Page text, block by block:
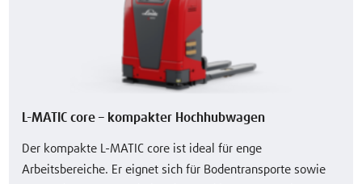
L-MATIC core – kompakter Hochhubwagen
Der kompakte L-MATIC core ist ideal für enge
Arbeitsbereiche. Er eignet sich für Bodentransporte sowie